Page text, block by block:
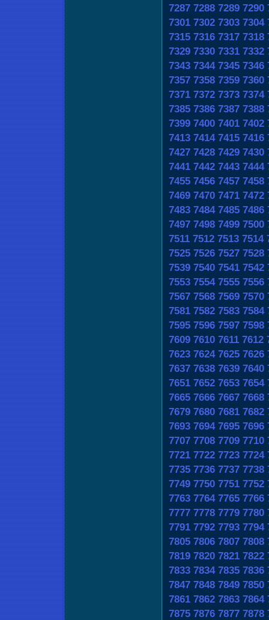
7287 7288 7289 7290
7301 7302 7303 7304
7315 7316 7317 7318
7329 7330 7331 7332
7343 7344 7345 7346
7357 7358 7359 7360
7371 7372 7373 7374
7385 7386 7387 7388
7399 7400 7401 7402
7413 7414 7415 7416
7427 7428 7429 7430
7441 7442 7443 7444
7455 7456 7457 7458
7469 7470 7471 7472
7483 7484 7485 7486
7497 7498 7499 7500
7511 7512 7513 7514
7525 7526 7527 7528
7539 7540 7541 7542
7553 7554 7555 7556
7567 7568 7569 7570
7581 7582 7583 7584
7595 7596 7597 7598
7609 7610 7611 7612
7623 7624 7625 7626
7637 7638 7639 7640
7651 7652 7653 7654
7665 7666 7667 7668
7679 7680 7681 7682
7693 7694 7695 7696
7707 7708 7709 7710
7721 7722 7723 7724
7735 7736 7737 7738
7749 7750 7751 7752
7763 7764 7765 7766
7777 7778 7779 7780
7791 7792 7793 7794
7805 7806 7807 7808
7819 7820 7821 7822
7833 7834 7835 7836
7847 7848 7849 7850
7861 7862 7863 7864
7875 7876 7877 7878